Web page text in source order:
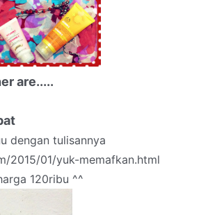
are.....
dengan tulisannya
2015/01/yuk-memafkan.html
120ribu ^^